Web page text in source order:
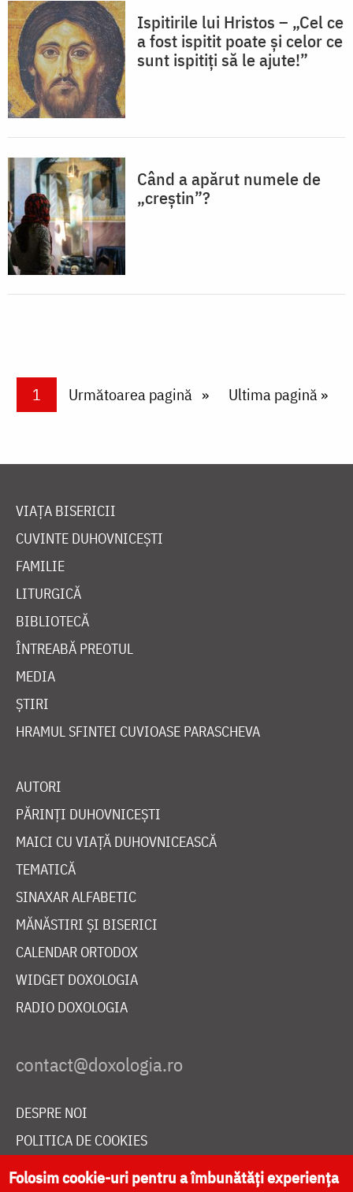
Ispitirile lui Hristos – „Cel ce
a fost ispitit poate și celor ce
sunt ispitiți să le ajute!”
Când a apărut numele de
„creștin”?
PaginareCurrent page
1 Next page
Următoarea pagină Last page
Ultima pagină »
VIAȚA BISERICII
CUVINTE DUHOVNICEȘTI
FAMILIE
LITURGICĂ
BIBLIOTECĂ
ÎNTREABĂ PREOTUL
MEDIA
ȘTIRI
HRAMUL SFINTEI CUVIOASE PARASCHEVA
AUTORI
PĂRINȚI DUHOVNICEȘTI
MAICI CU VIAȚĂ DUHOVNICEASCĂ
TEMATICĂ
SINAXAR ALFABETIC
MĂNĂSTIRI ȘI BISERICI
CALENDAR ORTODOX
WIDGET DOXOLOGIA
RADIO DOXOLOGIA
DESPRE NOI
POLITICA DE COOKIES
DONEAZĂ ONLINE PENTRU CATEDRALA NAȚIONALĂ
Folosim cookie-uri pentru a îmbunătăți experiența